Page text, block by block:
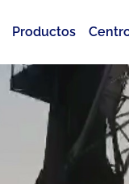
Productos